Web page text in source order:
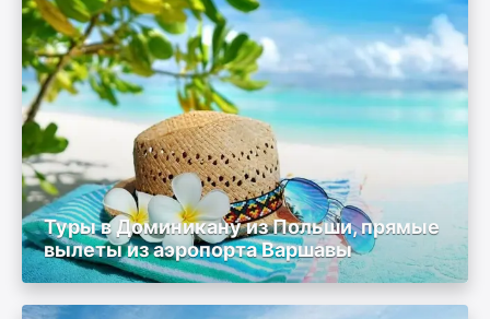
Туры в Доминикану из Польши, прямые
вылеты из аэропорта Варшавы